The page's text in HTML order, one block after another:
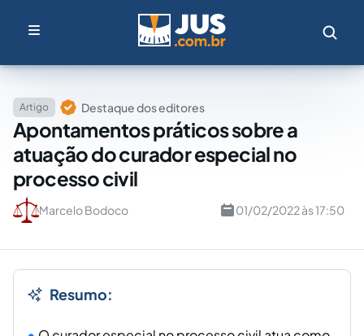
Artigo Destaque dos editores
Apontamentos práticos sobre a
atuação do curador especial no
processo civil
Marcelo Bodoco 01/02/2022 às 17:50
Resumo: